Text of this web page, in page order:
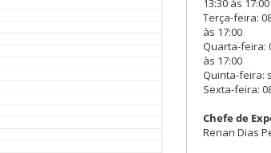
13:30 às 17:00
Terça-feira:
às 17:00
Quarta-feira:
às 17:00
Quinta-feira:
Sexta-feira:
Chefe de
Renan Dias